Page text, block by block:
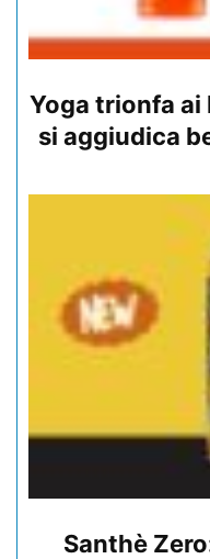
Yoga trionfa ai
si aggiudica
Santhè